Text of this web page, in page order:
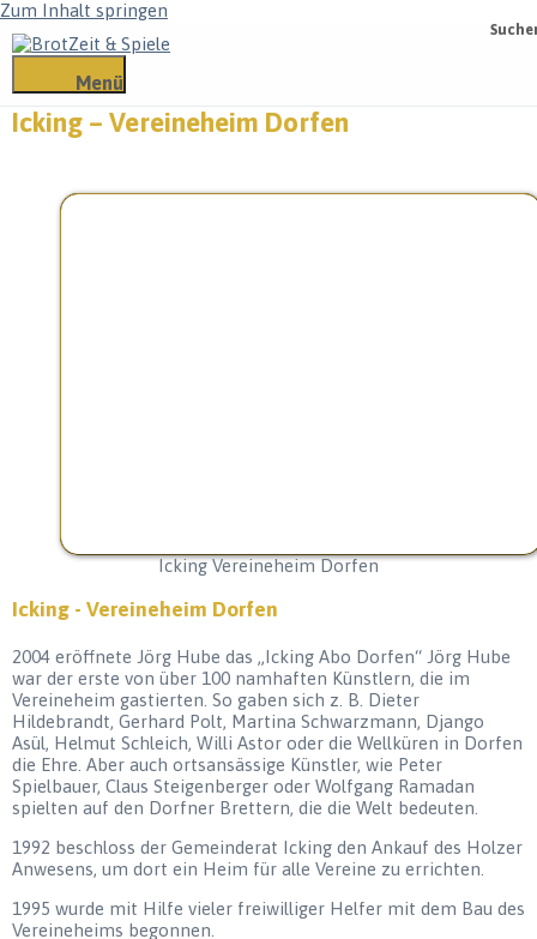
Zum Inhalt springen
Menü
Icking – Vereineheim Dorfen
Icking Vereineheim Dorfen
Icking - Vereineheim Dorfen
2004 eröffnete Jörg Hube das „Icking Abo Dorfen“ Jörg Hube
war der erste von über 100 namhaften Künstlern, die im
Vereineheim gastierten. So gaben sich z. B. Dieter
Hildebrandt, Gerhard Polt, Martina Schwarzmann, Django
Asül, Helmut Schleich, Willi Astor oder die Wellküren in Dorfen
die Ehre. Aber auch ortsansässige Künstler, wie Peter
Spielbauer, Claus Steigenberger oder Wolfgang Ramadan
spielten auf den Dorfner Brettern, die die Welt bedeuten.
1992 beschloss der Gemeinderat Icking den Ankauf des Holzer
Anwesens, um dort ein Heim für alle Vereine zu errichten.
1995 wurde mit Hilfe vieler freiwilliger Helfer mit dem Bau des
Vereineheims begonnen.